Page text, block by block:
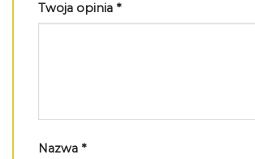
Twoja opinia *
Nazwa *